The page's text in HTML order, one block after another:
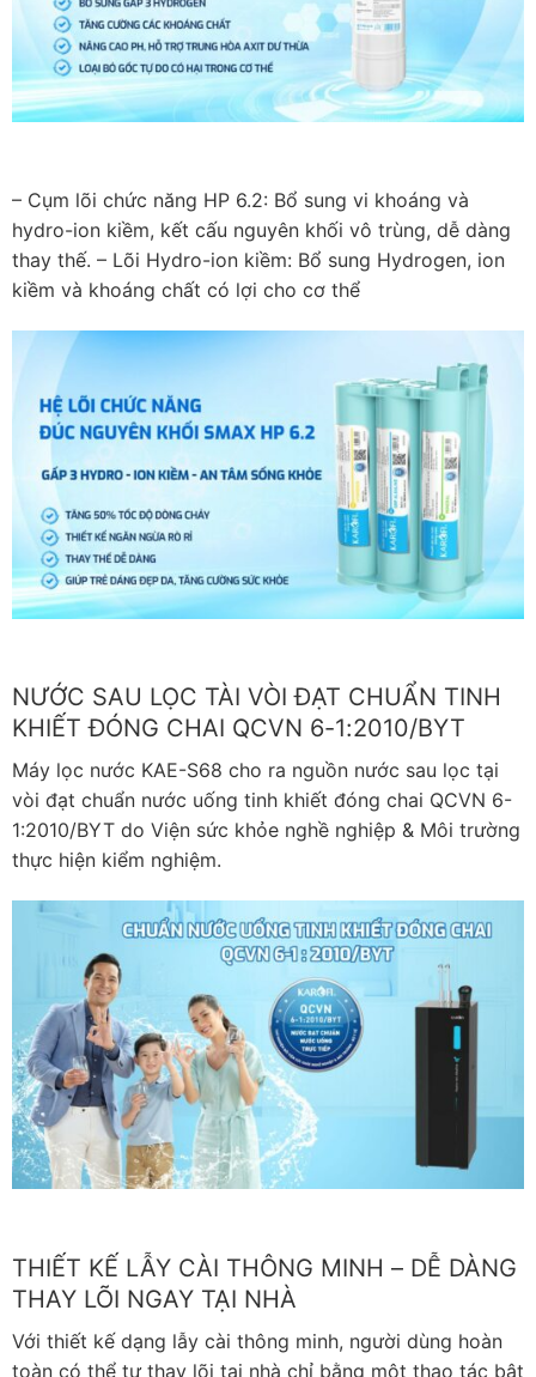
– Cụm lõi chức năng HP 6.2: Bổ sung vi khoáng và
hydro-ion kiềm, kết cấu nguyên khối vô trùng, dễ dàng
thay thế. – Lõi Hydro-ion kiềm: Bổ sung Hydrogen, ion
kiềm và khoáng chất có lợi cho cơ thể
NƯỚC SAU LỌC TÀI VÒI ĐẠT CHUẨN TINH
KHIẾT ĐÓNG CHAI QCVN 6-1:2010/BYT
Máy lọc nước KAE-S68 cho ra nguồn nước sau lọc tại
vòi đạt chuẩn nước uống tinh khiết đóng chai QCVN 6-
1:2010/BYT do Viện sức khỏe nghề nghiệp & Môi trường
thực hiện kiểm nghiệm.
THIẾT KẾ LẪY CÀI THÔNG MINH – DỄ DÀNG
THAY LÕI NGAY TẠI NHÀ
Với thiết kế dạng lẫy cài thông minh, người dùng hoàn
toàn có thể tự thay lõi tại nhà chỉ bằng một thao tác bật